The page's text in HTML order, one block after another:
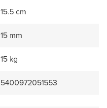
15.5 cm
15 mm
15 kg
5400972051553